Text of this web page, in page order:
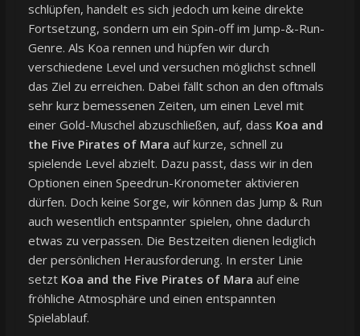
schlüpfen, handelt es sich jedoch um keine direkte
Fortsetzung, sondern um ein Spin-off im Jump-&-Run-
Genre. Als Koa rennen und hüpfen wir durch
verschiedene Level und versuchen möglichst schnell
das Ziel zu erreichen. Dabei fällt schon an den oftmals
sehr kurz bemessenen Zeiten, um einen Level mit
einer Gold-Muschel abzuschließen, auf, dass Koa and
the Five Pirates of Mara auf kurze, schnell zu
spielende Level abzielt. Dazu passt, dass wir in den
Optionen einen Speedrun-Kronometer aktivieren
dürfen. Doch keine Sorge, wir können das Jump & Run
auch wesentlich entspannter spielen, ohne dadurch
etwas zu verpassen. Die Bestzeiten dienen lediglich
der persönlichen Herausforderung. In erster Linie
setzt Koa and the Five Pirates of Mara auf eine
fröhliche Atmosphäre und einen entspannten
Spielablauf.